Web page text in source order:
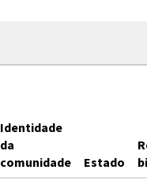
Identidade
da
comunidade
Estado